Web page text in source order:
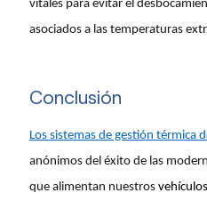
vitales para evitar el
asociados a las temperaturas
Conclusión
Los sistemas de gestión térmica
anónimos del éxito de las
que alimentan nuestros